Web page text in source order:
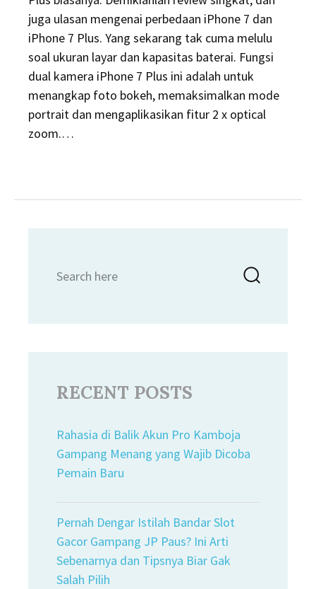
juga ulasan mengenai perbedaan iPhone 7 dan
iPhone 7 Plus. Yang sekarang tak cuma melulu
soal ukuran layar dan kapasitas baterai. Fungsi
dual kamera iPhone 7 Plus ini adalah untuk
menangkap foto bokeh, memaksimalkan mode
portrait dan mengaplikasikan fitur 2 x optical
zoom.…
for:
RECENT POSTS
Rahasia di Balik Akun Pro Kamboja
Gampang Menang yang Wajib Dicoba
Pemain Baru
Pernah Dengar Istilah Bandar Slot
Gacor Gampang JP Paus? Ini Arti
Sebenarnya dan Tipsnya Biar Gak
Salah Pilih